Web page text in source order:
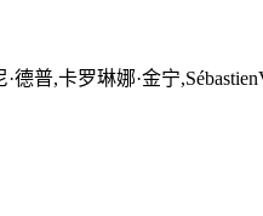
普,卡罗琳娜·金宁